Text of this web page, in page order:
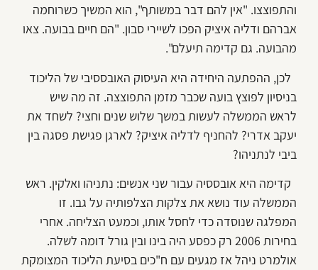
והתפוצצו. "אין להם דבר במשותף", הוא המשיך כשרוחמה
אברהם ודליה איציק הפכו לשיירי סבון. "הם חיים בבועה. צאו
מהבועה. גם קדימה תיעלם".
לכן, ההפתעה היחידה היא העיסוק האובססיבי של הליכוד
בניסיון לפוצץ בועה שכבר מזמן התפוצצה. זה מה שיש
לראש הממשלה לעשות במשך שלוש שנים וחצי? לשחד את
יעקב אדרי? להחניף לדליה איציק? לארגן פגישת פסגה בין
ביבי לנתניהו?
קדימה היא אובססיה עבור שני אנשים: נתניהו ואלקין. ראש
הממשלה עוד נושא את צלקות הצלפותיה על גבו. זו
המפלגה שנוסדה כדי לחסל אותו, וכמעט הצליחה. אחרי
בחירות 2006 רק כפסע היה בינו ובין גורל דומה לשלה.
אולמרט ניהל אז מגעים עם ח"כים בסיעת הליכוד המצומקת